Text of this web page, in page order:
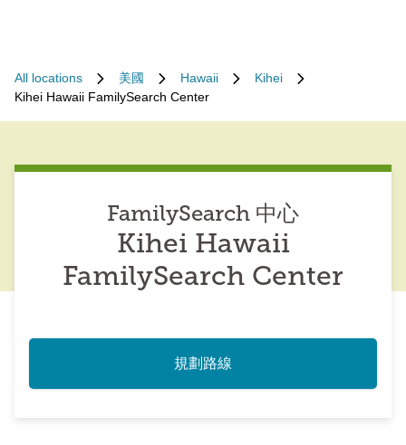
All locations 美國 Hawaii
Kihei
Kihei Hawaii FamilySearch Center
FamilySearch 中心
Kihei Hawaii
FamilySearch Center
規劃路線